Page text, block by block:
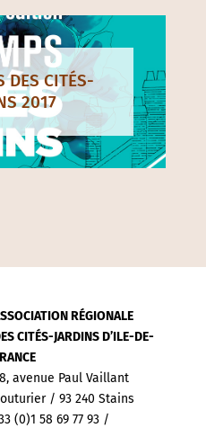
DES CITÉS-
2017
RÉGIONALE
CITÉS-JARDINS D’ILE-DE-
avenue Paul Vaillant
/ 93 240 Stains
(0)1 58 69 77 93 /